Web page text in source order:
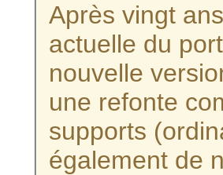
Après vingt
actuelle du
nouvelle
une refonte
supports
également de